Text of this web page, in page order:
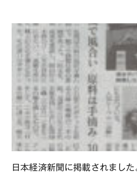
日本経済新聞に掲載されました